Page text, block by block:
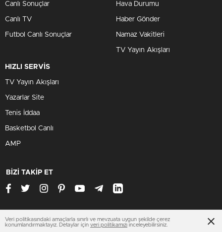
Canlı Sonuçlar
Canlı TV
Futbol Canlı Sonuçlar
Hava Durumu
Haber Gönder
Namaz Vakitleri
TV Yayın Akışları
HIZLI SERVİS
TV Yayın Akışları
Yazarlar Site
Tenis İddaa
Basketbol Canlı
AMP
BİZİ TAKİP ET
mardinhaberleri.net
Veri politikasındaki amaçlarla sınırlı ve mevzuata uygun şekilde çerez
konumlandırmaktayız. Detaylar için veri politikamızı inceleyebilirsiniz.